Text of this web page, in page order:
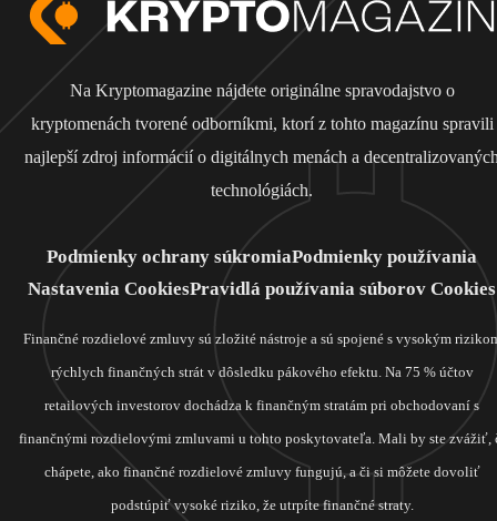
Na Kryptomagazine nájdete originálne spravodajstvo o
kryptomenách tvorené odborníkmi, ktorí z tohto magazínu spravili
najlepší zdroj informácií o digitálnych menách a
technológiách.
Podmienky ochrany súkromiaPodmienky používania
Nastavenia CookiesPravidlá používania súborov Cookies
Finančné rozdielové zmluvy sú zložité nástroje a sú spojené s vysokým
rýchlych finančných strát v dôsledku pákového efektu. Na 75 % účtov
retailových investorov dochádza k finančným stratám pri obchodovaní s
finančnými rozdielovými zmluvami u tohto poskytovateľa. Mali by ste zvážiť,
chápete, ako finančné rozdielové zmluvy fungujú, a či si môžete dovoliť
podstúpiť vysoké riziko, že utrpíte finančné straty.